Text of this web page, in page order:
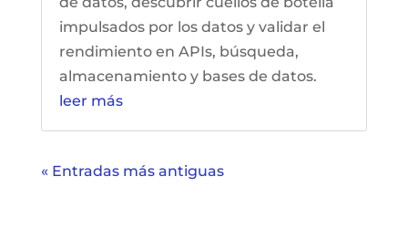
impulsados por los datos y validar el
rendimiento en APIs, búsqueda,
almacenamiento y bases de datos.
leer más
« Entradas más antiguas